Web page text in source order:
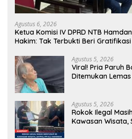
Agustus 6, 2026
Ketua Komisi IV DPRD NTB
Hakim: Tak Terbukti Beri
Agustus 5, 2026
Viral! Pria Paruh
Ditemukan
Agustus 5, 2026
Rokok Ilegal
Kawasan Wisata,